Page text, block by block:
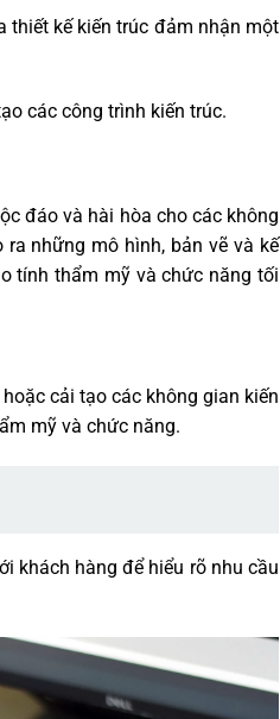
thiết kế kiến trúc đảm nhận một
các công trình kiến trúc.
đáo và hài hòa cho các không
những mô hình, bản vẽ và kế
tính thẩm mỹ và chức năng tối
cải tạo các không gian kiến
mỹ và chức năng.
khách hàng để hiểu rõ nhu cầu